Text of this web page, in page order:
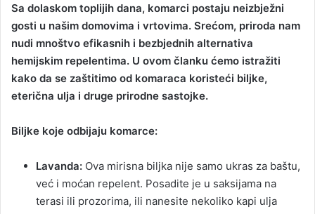
d
a
n
e
m
a
l
Sa dolaskom toplijih dana, komarci postaju neizbježni
gosti u našim domovima i vrtovima. Srećom, priroda nam
nudi mnoštvo efikasnih i bezbjednih alternativa
hemijskim repelentima. U ovom članku ćemo istražiti
kako da se zaštitimo od komaraca koristeći biljke,
eterična ulja i druge prirodne sastojke.
Biljke koje odbijaju komarce:
Lavanda: Ova mirisna biljka nije samo ukras za baštu,
već i moćan repelent. Posadite je u saksijama na
terasi ili prozorima, ili nanesite nekoliko kapi ulja